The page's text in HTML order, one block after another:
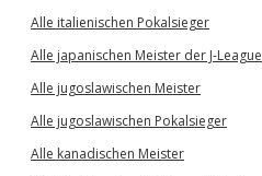
Alle italienischen Pokalsieger
Alle japanischen Meister der J-League
Alle jugoslawischen Meister
Alle jugoslawischen Pokalsieger
Alle kanadischen Meister